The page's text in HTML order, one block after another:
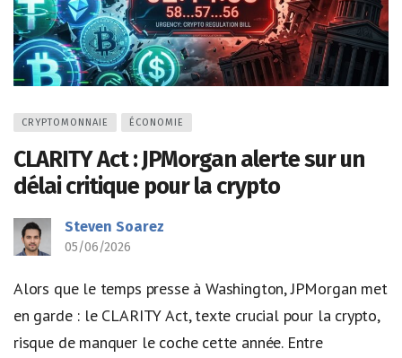
CRYPTOMONNAIE ÉCONOMIE
CLARITY Act : JPMorgan alerte sur un
délai critique pour la crypto
Steven Soarez
05/06/2026
Alors que le temps presse à Washington, JPMorgan met
en garde : le CLARITY Act, texte crucial pour la crypto,
risque de manquer le coche cette année. Entre